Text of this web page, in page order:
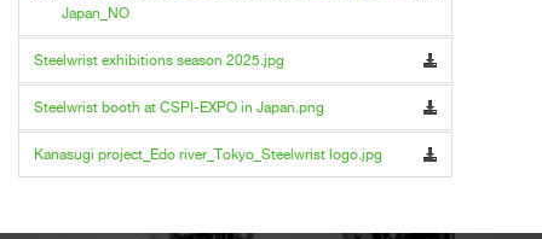
Japan_NO
Steelwrist exhibitions season 2025.jpg
Steelwrist booth at CSPI-EXPO in Japan.png
Kanasugi project_Edo river_Tokyo_Steelwrist logo.jpg